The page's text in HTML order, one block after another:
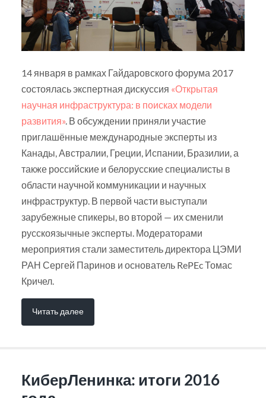
14 января в рамках Гайдаровского форума 2017
состоялась экспертная дискуссия «Открытая
научная инфраструктура: в поисках модели
развития». В обсуждении приняли участие
приглашённые международные эксперты из
Канады, Австралии, Греции, Испании, Бразилии, а
также российские и белорусские специалисты в
области научной коммуникации и научных
инфраструктур. В первой части выступали
зарубежные спикеры, во второй — их сменили
русскоязычные эксперты. Модераторами
мероприятия стали заместитель директора ЦЭМИ
РАН Сергей Паринов и основатель RePEc Томас
Кричел.
Читать далее
КиберЛенинка: итоги 2016